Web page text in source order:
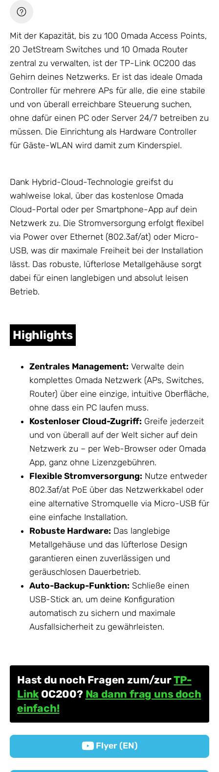
Mit der Kapazität, bis zu 100 Omada Access Points,
20 JetStream Switches und 10 Omada Router
zentral zu verwalten, ist der TP-Link OC200 das
Gehirn deines Netzwerks. Er ist das ideale Omada
Controller für mehrere APs für alle, die eine stabile
und von überall erreichbare Steuerung suchen,
ohne dafür einen PC oder Server 24/7 betreiben zu
müssen. Die Einrichtung als Hardware Controller
für Gäste-WLAN wird damit zum Kinderspiel.
Dank Hybrid-Cloud-Technologie greifst du
wahlweise lokal, über das kostenlose Omada
Cloud-Portal oder per Smartphone-App auf dein
Netzwerk zu. Die Stromversorgung erfolgt flexibel
via Power over Ethernet (802.3af/at) oder Micro-
USB, was dir maximale Freiheit bei der Installation
lässt. Das robuste, lüfterlose Metallgehäuse sorgt
dabei für einen langlebigen und absolut leisen
Betrieb.
Highlights
Zentrales Management: Verwalte dein
komplettes Omada Netzwerk (APs, Switches,
Router) über eine einzige, intuitive Oberfläche,
ohne dass ein PC laufen muss.
Kostenloser Cloud-Zugriff: Greife jederzeit
und von überall auf der Welt sicher auf dein
Netzwerk zu – per Web-Browser oder Omada
App, ganz ohne Lizenzgebühren.
Flexible Stromversorgung: Nutze entweder
802.3af/at PoE über das Netzwerkkabel oder
eine alternative Stromquelle via Micro-USB für
eine einfache Installation.
Robuste Hardware: Das langlebige
Metallgehäuse und das lüfterlose Design
garantieren einen zuverlässigen und
geräuschlosen Dauerbetrieb.
Auto-Backup-Funktion: Schließe einen
USB-Stick an, um deine Konfiguration
automatisch zu sichern und maximale
Ausfallsicherheit zu gewährleisten.
Hast du noch Fragen zum/zurTP-
LinkOC200? Na dann frag uns doch
einfach!
Flyer (EN)